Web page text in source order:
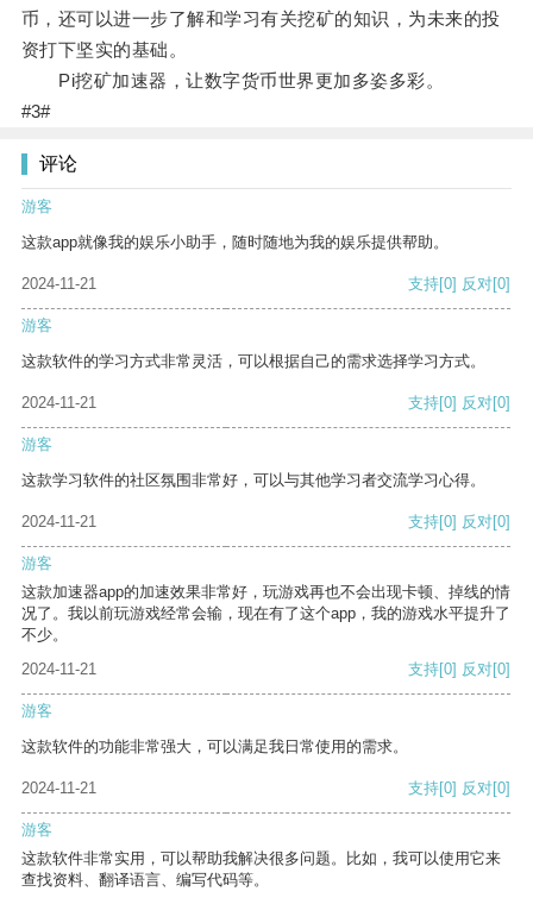
币，还可以进一步了解和学习有关挖矿的知识，为未来的投
资打下坚实的基础。
Pi挖矿加速器，让数字货币世界更加多姿多彩。
#3#
评论
游客
这款app就像我的娱乐小助手，随时随地为我的娱乐提供帮助。
2024-11-21 支持[0] 反对[0]
游客
这款软件的学习方式非常灵活，可以根据自己的需求选择学习方式。
2024-11-21 支持[0] 反对[0]
游客
这款学习软件的社区氛围非常好，可以与其他学习者交流学习心得。
2024-11-21 支持[0] 反对[0]
游客
这款加速器app的加速效果非常好，玩游戏再也不会出现卡顿、掉线的情
况了。我以前玩游戏经常会输，现在有了这个app，我的游戏水平提升了
不少。
2024-11-21
支持[0] 反对[0]
游客
这款软件的功能非常强大，可以满足我日常使用的需求。
2024-11-21 支持[0] 反对[0]
游客
这款软件非常实用，可以帮助我解决很多问题。比如，我可以使用它来
查找资料、翻译语言、编写代码等。